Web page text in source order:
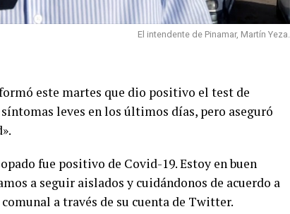
El intendente de Pinamar, Martín Yeza.
este martes que dio positivo el test de
leves en los últimos días, pero aseguró
fue positivo de Covid-19. Estoy en buen
a seguir aislados y cuidándonos de acuerdo a
a través de su cuenta de Twitter.